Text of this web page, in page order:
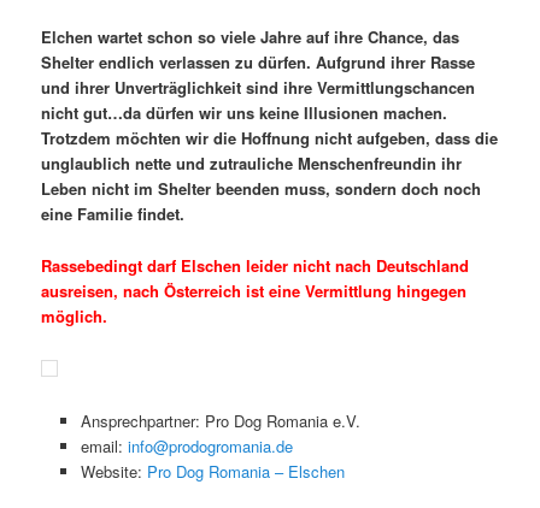
Elchen wartet schon so viele Jahre auf ihre Chance, das
Shelter endlich verlassen zu dürfen. Aufgrund ihrer Rasse
und ihrer Unverträglichkeit sind ihre Vermittlungschancen
nicht gut…da dürfen wir uns keine Illusionen machen.
Trotzdem möchten wir die Hoffnung nicht aufgeben, dass die
unglaublich nette und zutrauliche Menschenfreundin ihr
Leben nicht im Shelter beenden muss, sondern doch noch
eine Familie findet.
Rassebedingt darf Elschen leider nicht nach Deutschland
ausreisen, nach Österreich ist eine Vermittlung hingegen
möglich.
Ansprechpartner: Pro Dog Romania e.V.
email: info@prodogromania.de
Website: Pro Dog Romania – Elschen